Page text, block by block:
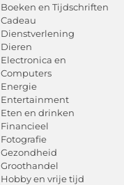
Boeken en Tijdschriften
Cadeau
Dienstverlening
Dieren
Electronica en
Computers
Energie
Entertainment
Eten en drinken
Financieel
Fotografie
Gezondheid
Groothandel
Hobby en vrije tijd